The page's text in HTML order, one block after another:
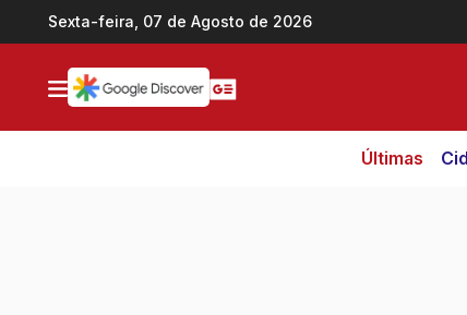
Ir direto pro conteúdo
Sexta-feira, 07 de Agosto de 2026
Últimas